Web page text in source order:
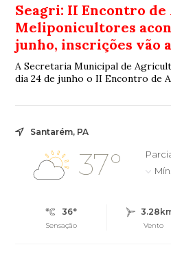
Seagri: II Encontro
Meliponicultores
junho, inscrições vão
A Secretaria Municipal de
dia 24 de junho o II Encontro de
Santarém, PA
37°
Mín.
36°
Sensação Vento